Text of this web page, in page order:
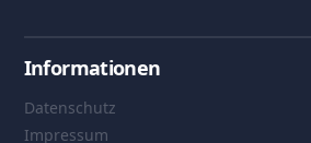
Informationen
Datenschutz
Impressum